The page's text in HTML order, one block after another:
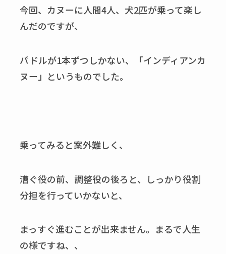
今回、カヌーに人間4人、犬2匹が乗って楽し
んだのですが、
パドルが1本ずつしかない、「インディアンカ
ヌー」というものでした。
乗ってみると案外難しく、
漕ぐ役の前、調整役の後ろと、しっかり役割
分担を行っていかないと、
まっすぐ進むことが出来ません。まるで人生
の様ですね、、